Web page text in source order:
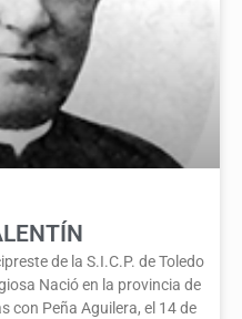
de la S.I.C.P. de Toledo
Nació en la provincia de
con Peña Aguilera, el 14 de